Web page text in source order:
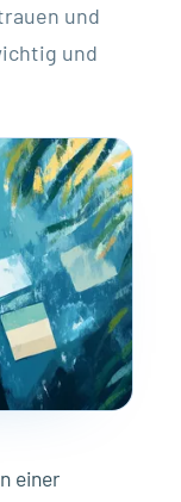
und
und
einer